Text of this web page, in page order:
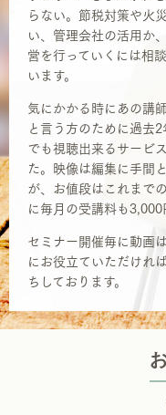
らない。節税対策や火
い、管理会社の活用か
営を行っていくには相
います。
気にかかる時にあの講
と言う方のために過去
でも視聴出来るサービ
た。映像は編集に手間
が、お値段はこれまで
に毎月の受講料も3,000
セミナー開催毎に動画
にお役立ていただけれ
ちしております。